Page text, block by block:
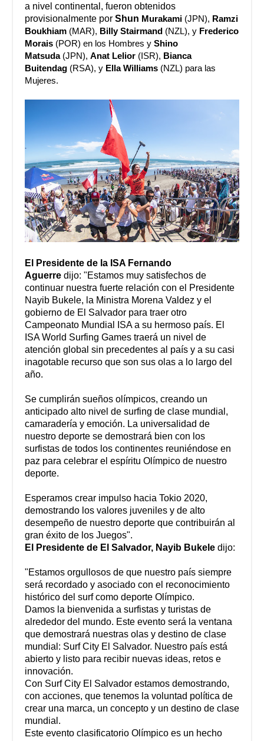
a nivel continental, fueron obtenidos
provisionalmente por Shun Murakami (JPN), Ramzi
Boukhiam (MAR), Billy Stairmand (NZL), y Frederico
Morais (POR) en los Hombres y Shino
Matsuda(JPN), Anat Lelior (ISR), Bianca
Buitendag (RSA), y Ella Williams (NZL) para las
Mujeres.
El Presidente de la ISA Fernando
Aguerre dijo: "Estamos muy satisfechos de
continuar nuestra fuerte relación con el Presidente
Nayib Bukele, la Ministra Morena Valdez y el
gobierno de El Salvador para traer otro
Campeonato Mundial ISA a su hermoso país. El
ISA World Surfing Games traerá un nivel de
atención global sin precedentes al país y a su casi
inagotable recurso que son sus olas a lo largo del
año.
Se cumplirán sueños olímpicos, creando un
anticipado alto nivel de surfing de clase mundial,
camaradería y emoción. La universalidad de
nuestro deporte se demostrará bien con los
surfistas de todos los continentes reuniéndose en
paz para celebrar el espíritu Olímpico de nuestro
deporte.
Esperamos crear impulso hacia Tokio 2020,
demostrando los valores juveniles y de alto
desempeño de nuestro deporte que contribuirán al
gran éxito de los Juegos".
El Presidente de El Salvador, Nayib Bukele dijo:
"Estamos orgullosos de que nuestro país siempre
será recordado y asociado con el reconocimiento
histórico del surf como deporte Olímpico.
Damos la bienvenida a surfistas y turistas de
alrededor del mundo. Este evento será la ventana
que demostrará nuestras olas y destino de clase
mundial: Surf City El Salvador. Nuestro país está
abierto y listo para recibir nuevas ideas, retos e
innovación.
Con Surf City El Salvador estamos demostrando,
con acciones, que tenemos la voluntad política de
crear una marca, un concepto y un destino de clase
mundial.
Este evento clasificatorio Olímpico es un hecho